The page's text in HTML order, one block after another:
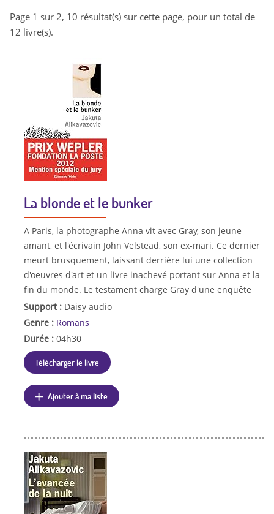
Page 1 sur 2, 10 résultat(s) sur cette page, pour un total de
12 livre(s).
La blonde et le bunker
A Paris, la photographe Anna vit avec Gray, son jeune
amant, et l'écrivain John Velstead, son ex-mari. Ce dernier
meurt brusquement, laissant derrière lui une collection
d'oeuvres d'art et un livre inachevé portant sur Anna et la
fin du monde. Le testament charge Gray d'une enquête
Support : Daisy audio
Genre : Romans
Durée : 04h30
Télécharger le livre
Ajouter à ma liste